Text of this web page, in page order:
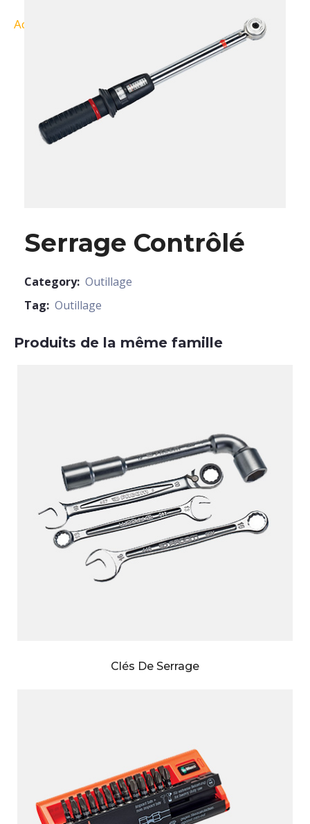
Accueil Serrage contrôlé
Serrage Contrôlé
Category: Outillage
Tag: Outillage
Produits de la même famille
Clés De Serrage